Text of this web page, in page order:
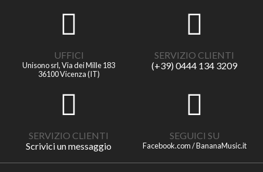
UFFICI
Unisono srl, Via dei Mille 183
36100 Vicenza (IT)
SERVIZIO CLIENTI
(+39) 0444 134 3209
SERVIZIO CLIENTI
Scrivici un messaggio
SEGUICI SU
Facebook.com / BananaMusic.it